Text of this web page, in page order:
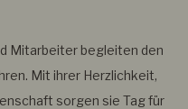
Mitarbeiter begleiten den
Mit ihrer Herzlichkeit,
sorgen sie Tag für